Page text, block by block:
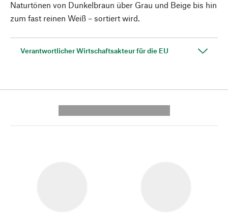
Naturtönen von Dunkelbraun über Grau und Beige bis hin
zum fast reinen Weiß – sortiert wird.
Verantwortlicher Wirtschaftsakteur für die EU